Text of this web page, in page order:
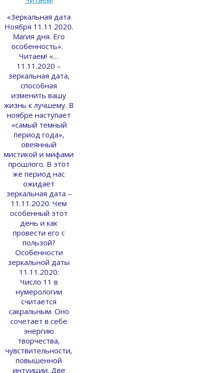
«Зеркальная дата
Ноября 11.11.2020.
Магия дня. Его
особенность».
Читаем! «…
11.11.2020 –
зеркальная дата,
способная
изменить вашу
жизнь к лучшему. В
ноябре наступает
«самый темный
период года»,
овеянный
мистикой и мифами
прошлого. В этот
же период нас
ожидает
зеркальная дата –
11.11.2020. Чем
особенный этот
день и как
провести его с
пользой?
Особенности
зеркальной даты
11.11.2020:
Число 11 в
нумерологии
считается
сакральным. Оно
сочетает в себе
энергию
творчества,
чувствительности,
повышенной
интуиции. Две